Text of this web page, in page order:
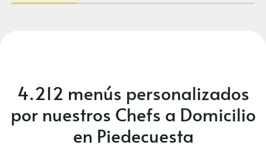
4.212 menús personalizados
por nuestros Chefs a Domicilio
en Piedecuesta